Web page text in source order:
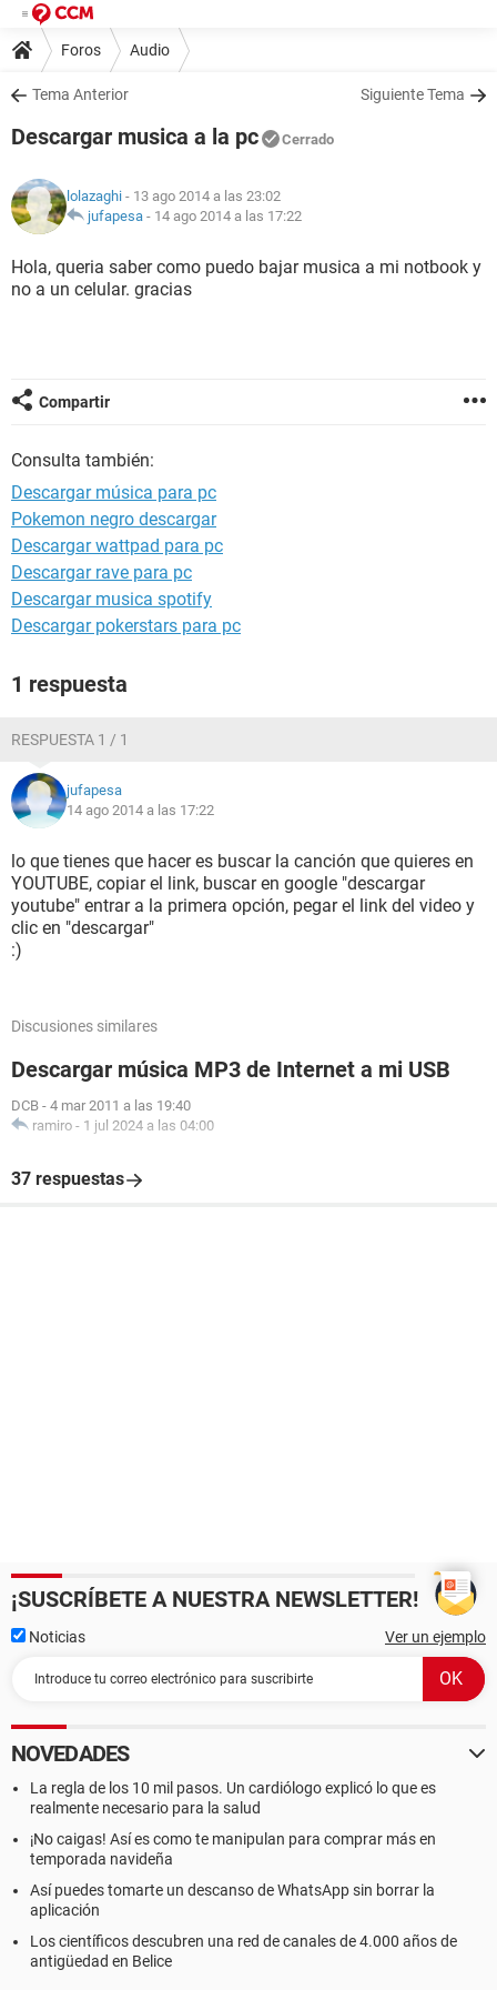
Foros Audio
Tema Anterior Siguiente Tema
Descargar musica a la pc Cerrado
lolazaghi - 13 ago 2014 a las 23:02
jufapesa - 14 ago 2014 a las 17:22
Hola, queria saber como puedo bajar musica a mi notbook y
no a un celular. gracias
Compartir
Consulta también:
Descargar música para pc
Pokemon negro descargar
Descargar wattpad para pc
Descargar rave para pc
Descargar musica spotify
Descargar pokerstars para pc
1 respuesta
RESPUESTA 1 / 1
jufapesa
14 ago 2014 a las 17:22
lo que tienes que hacer es buscar la canción que quieres en
YOUTUBE, copiar el link, buscar en google "descargar
youtube" entrar a la primera opción, pegar el link del video y
clic en "descargar"
:)
Discusiones similares
Descargar música MP3 de Internet a mi USB
DCB - 4 mar 2011 a las 19:40
ramiro - 1 jul 2024 a las 04:00
37 respuestas
¡SUSCRÍBETE A NUESTRA NEWSLETTER!
Noticias Ver un ejemplo
NOVEDADES
La regla de los 10 mil pasos. Un cardiólogo explicó lo que es
realmente necesario para la salud
¡No caigas! Así es como te manipulan para comprar más en
temporada navideña
Así puedes tomarte un descanso de WhatsApp sin borrar la
aplicación
Los científicos descubren una red de canales de 4.000 años de
antigüedad en Belice